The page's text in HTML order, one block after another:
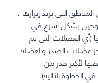
التي تريد إبرازها ،
بشكل أسرع في
(أي العضلات التي تم
عضلات الصدر والعضلة
لأكبر قدر من
الخطوة التالية).